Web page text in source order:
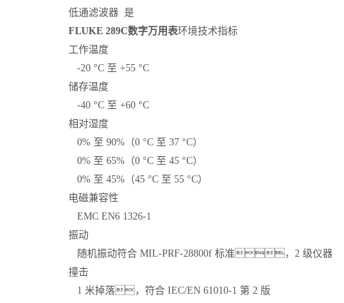
低通滤波器 是
FLUKE 289C数字万用表环境技术指标
工作温度
-20 °C 至 +55 °C
储存温度
-40 °C 至 +60 °C
相对湿度
0% 至 90%（0 °C 至 37 °C）
0% 至 65%（0 °C 至 45 °C）
0% 至 45%（45 °C 至 55 °C）
电磁兼容性
EMC EN6 1326-1
振动
随机振动符合 MIL-PRF-28800f 标准，2 级仪器
撞击
1 米掉落，符合 IEC/EN 61010-1 第 2 版